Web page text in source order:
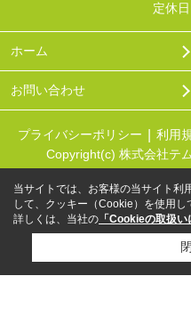
定休日
ホーム
お問い合わせ
プライバシーポリシー 利用
Copyright(c) 株式会社テ
当サイトでは、お客様の当サイト利
して、クッキー（Cookie）を使用し
詳しくは、当社の 「Cookieの取扱い